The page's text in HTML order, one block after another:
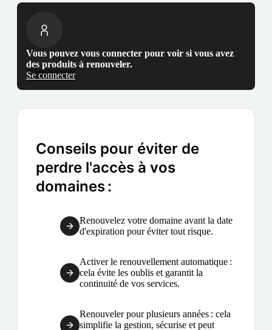
Vous pouvez vous connecter pour voir si vous avez
des produits à renouveler.
Se connecter
Conseils pour éviter de
perdre l'accès à vos
domaines :
Renouvelez votre domaine avant la date
d'expiration pour éviter tout risque.
Activer le renouvellement automatique :
cela évite les oublis et garantit la
continuité de vos services.
Renouveler pour plusieurs années : cela
simplifie la gestion, sécurise et peut